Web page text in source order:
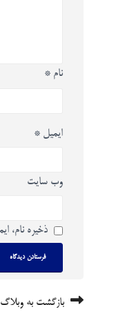
نام *
ایمیل *
وب‌ سایت
ذخیره نام،
بازگشت به وبلاگ